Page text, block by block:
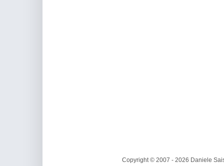
Copyright © 2007 - 2026 Daniele